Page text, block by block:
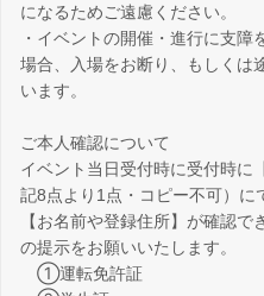
になるためご遠慮ください。
・イベントの開催・進行に支
場合、入場をお断り、もしくは
います。
ご本人確認について
イベント当日受付時に受付時に
記8点より1点・コピー不可）に
【お名前や登録住所】が確認で
の提示をお願いいたします。
①運転免許証